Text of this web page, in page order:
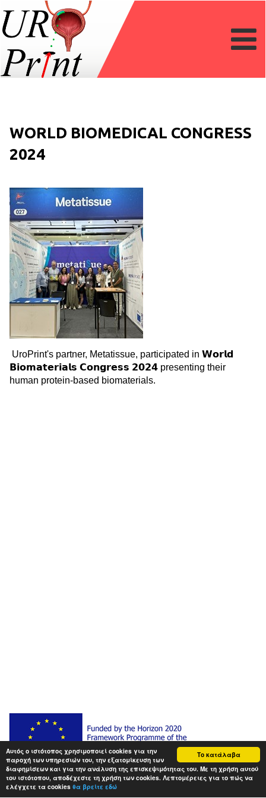
Το κατάλαβα
Αυτός ο ιστότοπος χρησιμοποιεί cookies για την
παροχή των υπηρεσιών του, την εξατομίκευση των
διαφημίσεων και για την ανάλυση της επισκεψιμότητας του. Με τη χρήση αυτού
του ιστότοπου, αποδέχεστε τη χρήση των cookies. Λεπτομέρειες για το πώς να
ελέγχετε τα cookies θα βρείτε εδώ
WORLD BIOMEDICAL CONGRESS
2024
UroPrint's partner, Metatissue, participated in 𝗪𝗼𝗿𝗹𝗱
𝗕𝗶𝗼𝗺𝗮𝘁𝗲𝗿𝗶𝗮𝗹𝘀 𝗖𝗼𝗻𝗴𝗿𝗲𝘀𝘀 𝟮𝟬𝟮𝟰 presenting their
human protein-based biomaterials.